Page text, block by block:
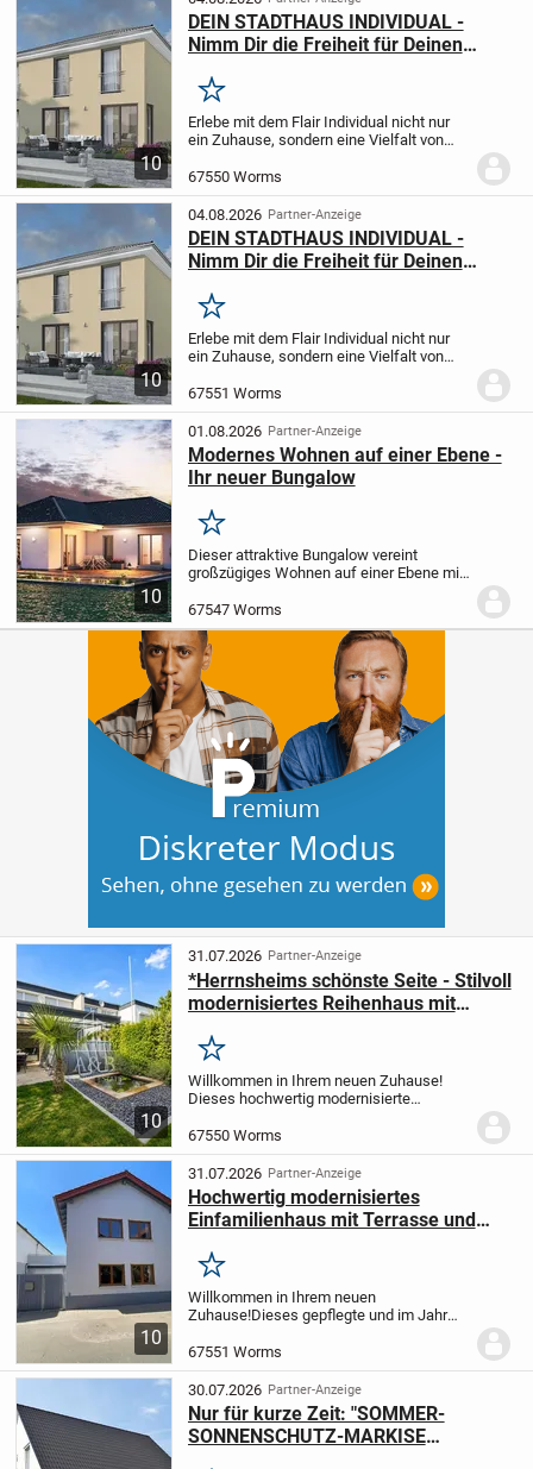
10
DEIN STADTHAUS INDIVIDUAL -
Nimm Dir die Freiheit für Deinen
Wohnen und Leben wie es Dir gefällt
Merken
Erlebe mit dem Flair Individual nicht nur
ein Zuhause, sondern eine Vielfalt von
Wünschen sowie Bedürfnissen, in einem
Haus der Zukunft, das Eleganz,
Funktionalität und...
67550 Worms
10
04.08.2026 Partner-Anzeige
DEIN STADTHAUS INDIVIDUAL -
Nimm Dir die Freiheit für Deinen
Wohnen und Leben wie es Dir gefällt
Merken
Erlebe mit dem Flair Individual nicht nur
ein Zuhause, sondern eine Vielfalt von
Wünschen sowie Bedürfnissen, in einem
Haus der Zukunft, das Eleganz,
Funktionalität und...
67551 Worms
10
01.08.2026 Partner-Anzeige
Modernes Wohnen auf einer Ebene -
Ihr neuer Bungalow
Merken
Dieser attraktive Bungalow vereint
großzügiges Wohnen auf einer Ebene mit
Ausstattung. Dieses projektierte Haus mit
ca. 136?m² Wohnfläche bietet reichlich...
67547 Worms
10
31.07.2026 Partner-Anzeige
*Herrnsheims schönste Seite - Stilvoll
modernisiertes Reihenhaus mit
Merken
Willkommen in Ihrem neuen Zuhause!
Dieses hochwertig modernisierte
Wohnlage von Worms-Herrnsheim
überzeugt mit einer gelungenen
Kombination aus zeitgemäßem...
67550 Worms
10
31.07.2026 Partner-Anzeige
Hochwertig modernisiertes
Einfamilienhaus mit Terrasse und
Merken
Willkommen in Ihrem neuen
Zuhause!Dieses gepflegte und im Jahr
Einfamilienhaus überzeugt durch seinen
neuwertigen Zustand, eine durchdachte
Raumaufteilung sowie eine...
67551 Worms
30.07.2026 Partner-Anzeige
Nur für kurze Zeit: "SOMMER-
SONNENSCHUTZ-MARKISE